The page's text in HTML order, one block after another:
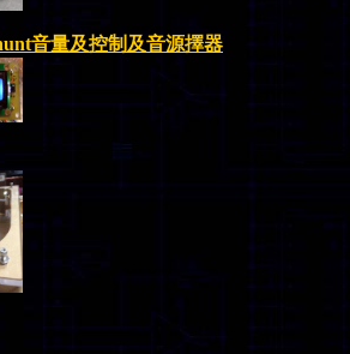
音量及控制及音源擇器